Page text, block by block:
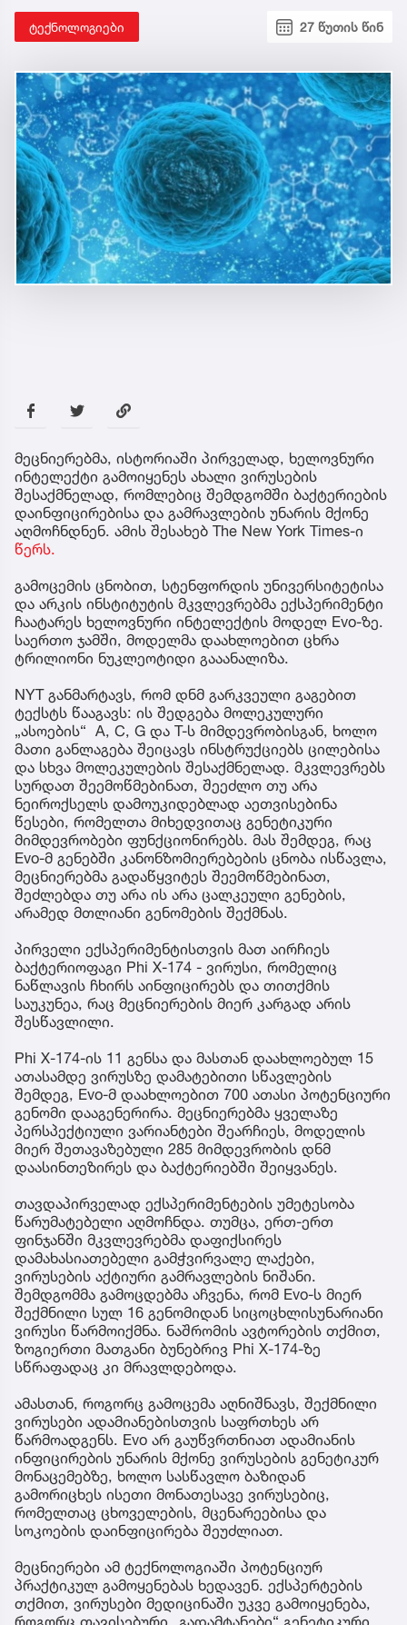
ტექნოლოგიები 27 წუთის წინ
მეცნიერებმა, ისტორიაში პირველად, ხელოვნური
ინტელექტი გამოიყენეს ახალი ვირუსების
შესაქმნელად, რომლებიც შემდგომში ბაქტერიების
დაინფიცირებისა და გამრავლების უნარის მქონე
აღმოჩნდნენ. ამის შესახებ The New York Times-ი
წერს.
გამოცემის ცნობით, სტენფორდის უნივერსიტეტისა
და არკის ინსტიტუტის მკვლევრებმა ექსპერიმენტი
ჩაატარეს ხელოვნური ინტელექტის მოდელ Evo-ზე.
საერთო ჯამში, მოდელმა დაახლოებით ცხრა
ტრილიონი ნუკლეოტიდი გააანალიზა.
NYT განმარტავს, რომ დნმ გარკვეული გაგებით
ტექსტს წააგავს: ის შედგება მოლეკულური
„ასოების“ A, C, G და T-ს მიმდევრობისგან, ხოლო
მათი განლაგება შეიცავს ინსტრუქციებს ცილებისა
და სხვა მოლეკულების შესაქმნელად. მკვლევრებს
სურდათ შეემოწმებინათ, შეეძლო თუ არა
ნეიროქსელს დამოუკიდებლად აეთვისებინა
წესები, რომელთა მიხედვითაც გენეტიკური
მიმდევრობები ფუნქციონირებს. მას შემდეგ, რაც
Evo-მ გენებში კანონზომიერებების ცნობა ისწავლა,
მეცნიერებმა გადაწყვიტეს შეემოწმებინათ,
შეძლებდა თუ არა ის არა ცალკეული გენების,
არამედ მთლიანი გენომების შექმნას.
პირველი ექსპერიმენტისთვის მათ აირჩიეს
ბაქტერიოფაგი Phi X-174 - ვირუსი, რომელიც
ნაწლავის ჩხირს აინფიცირებს და თითქმის
საუკუნეა, რაც მეცნიერების მიერ კარგად არის
შესწავლილი.
Phi X-174-ის 11 გენსა და მასთან დაახლოებულ 15
ათასამდე ვირუსზე დამატებითი სწავლების
შემდეგ, Evo-მ დაახლოებით 700 ათასი პოტენციური
გენომი დააგენერირა. მეცნიერებმა ყველაზე
პერსპექტიული ვარიანტები შეარჩიეს, მოდელის
მიერ შეთავაზებული 285 მიმდევრობის დნმ
დაასინთეზირეს და ბაქტერიებში შეიყვანეს.
თავდაპირველად ექსპერიმენტების უმეტესობა
წარუმატებელი აღმოჩნდა. თუმცა, ერთ-ერთ
ფინჯანში მკვლევრებმა დაფიქსირეს
დამახასიათებელი გამჭვირვალე ლაქები,
ვირუსების აქტიური გამრავლების ნიშანი.
შემდგომმა გამოცდებმა აჩვენა, რომ Evo-ს მიერ
შექმნილი სულ 16 გენომიდან სიცოცხლისუნარიანი
ვირუსი წარმოიქმნა. ნაშრომის ავტორების თქმით,
ზოგიერთი მათგანი ბუნებრივ Phi X-174-ზე
სწრაფადაც კი მრავლდებოდა.
ამასთან, როგორც გამოცემა აღნიშნავს, შექმნილი
ვირუსები ადამიანებისთვის საფრთხეს არ
წარმოადგენს. Evo არ გაუწვრთნიათ ადამიანის
ინფიცირების უნარის მქონე ვირუსების გენეტიკურ
მონაცემებზე, ხოლო სასწავლო ბაზიდან
გამორიცხეს ისეთი მონათესავე ვირუსებიც,
რომელთაც ცხოველების, მცენარეებისა და
სოკოების დაინფიცირება შეუძლიათ.
მეცნიერები ამ ტექნოლოგიაში პოტენციურ
პრაქტიკულ გამოყენებას ხედავენ. ექსპერტების
თქმით, ვირუსები მედიცინაში უკვე გამოიყენება,
როგორც თავისებური „გადამტანები“ გენეტიკური